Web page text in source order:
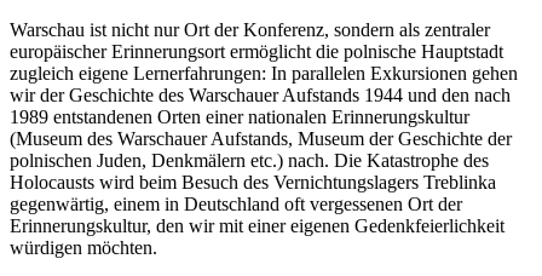
Warschau ist nicht nur Ort der Konferenz, sondern als zentraler
europäischer Erinnerungsort ermöglicht die polnische Hauptstadt
zugleich eigene Lernerfahrungen: In parallelen Exkursionen gehen
wir der Geschichte des Warschauer Aufstands 1944 und den nach
1989 entstandenen Orten einer nationalen Erinnerungskultur
(Museum des Warschauer Aufstands, Museum der Geschichte der
polnischen Juden, Denkmälern etc.) nach. Die Katastrophe des
Holocausts wird beim Besuch des Vernichtungslagers Treblinka
gegenwärtig, einem in Deutschland oft vergessenen Ort der
Erinnerungskultur, den wir mit einer eigenen Gedenkfeierlichkeit
würdigen möchten.